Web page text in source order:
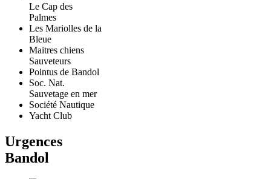
Le Cap des
Palmes
Les Mariolles de la
Bleue
Maitres chiens
Sauveteurs
Pointus de Bandol
Soc. Nat.
Sauvetage en mer
Société Nautique
Yacht Club
Urgences
Bandol